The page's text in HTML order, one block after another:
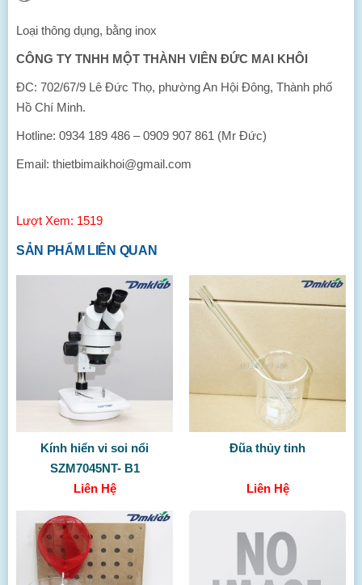
Loại thông dụng, bằng inox
CÔNG TY TNHH MỘT THÀNH VIÊN ĐỨC MAI KHÔI
ĐC: 702/67/9 Lê Đức Thọ, phường An Hội Đông, Thành phố
Hồ Chí Minh.
Hotline: 0934 189 486 – 0909 907 861 (Mr Đức)
Email: thietbimaikhoi@gmail.com
Lượt Xem: 1519
SẢN PHẨM LIÊN QUAN
Kính hiển vi soi nổi
SZM7045NT- B1
Liên Hệ
Đũa thủy tinh
Liên Hệ